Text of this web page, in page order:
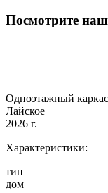
Посмотрите
Одноэтажный
Лайское
2026 г.
Характеристики:
тип
дом